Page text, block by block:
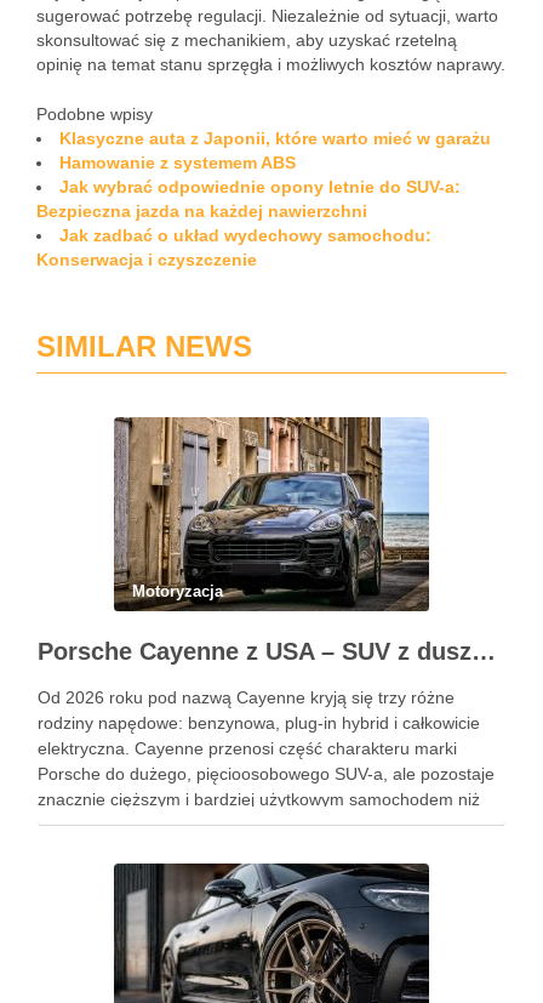
sugerować potrzebę regulacji. Niezależnie od sytuacji, warto
skonsultować się z mechanikiem, aby uzyskać rzetelną
opinię na temat stanu sprzęgła i możliwych kosztów naprawy.
Podobne wpisy
Klasyczne auta z Japonii, które warto mieć w garażu
Hamowanie z systemem ABS
Jak wybrać odpowiednie opony letnie do SUV-a:
Bezpieczna jazda na każdej nawierzchni
Jak zadbać o układ wydechowy samochodu:
Konserwacja i czyszczenie
SIMILAR NEWS
Motoryzacja
Porsche Cayenne z USA – SUV z duszą 911
Od 2026 roku pod nazwą Cayenne kryją się trzy różne
rodziny napędowe: benzynowa, plug-in hybrid i całkowicie
elektryczna. Cayenne przenosi część charakteru marki
Porsche do dużego, pięcioosobowego SUV-a, ale pozostaje
znacznie cięższym i bardziej użytkowym samochodem niż
911. Podobne wpisy Jak rozpoznać objawy uszkodzonego